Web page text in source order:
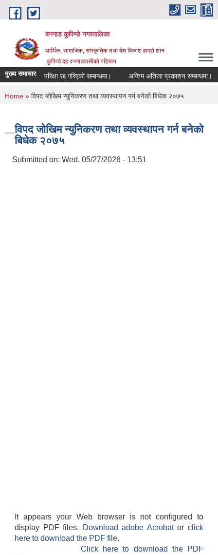
Skip to main content
बनगाड कुपिण्डे नगरपालिका
आर्थिक, सामाजिक, सांस्कृतिक तथा देश बिकाश हाम्रो शान
,कुपिन्ड़े दह वनगाडवासीको पहिचान
मुख्य समाचारपरिक्षा रद्द गरिएको सम्बन्धमा। अन्तिम अतिजा प्रकाशन सम्बन्धमा।
You are here
Home » विपद जोखिम न्युनिकरण तथा व्यवस्थापन गर्न बनेको बिधेक २०७५
विपद जोखिम न्युनिकरण तथा व्यवस्थापन गर्न बनेको
बिधेक २०७५
Submitted on: Wed, 05/27/2026 - 13:51
It appears your Web browser is not configured to
display PDF files.
Download adobe Acrobatorclick
here to download the PDF file.
Click here to download the PDF